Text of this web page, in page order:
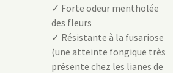
✓ Forte odeur mentholée
des fleurs
✓ Résistante à la fusariose
(une atteinte fongique très
présente chez les lianes de